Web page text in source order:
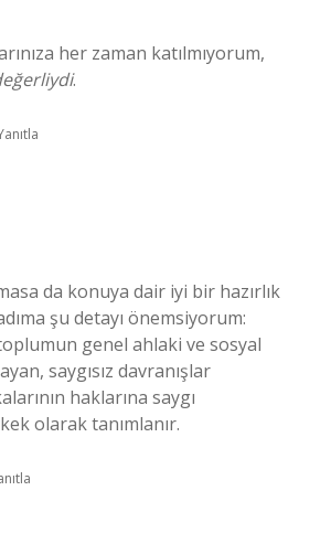
her zaman katılmıyorum,
.
da konuya dair iyi bir hazırlık
şu detayı önemsiyorum:
genel ahlaki ve sosyal
saygısız davranışlar
haklarına saygı
olarak tanımlanır.